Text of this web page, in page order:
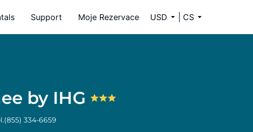
Support Moje Rezervace USD CS
by IHG
(855) 334-6659
podmínky hotelu